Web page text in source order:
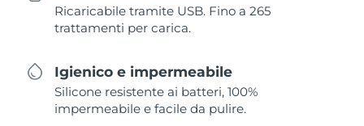
Ricaricabile tramite USB. Fino a 265
trattamenti per carica.
Igienico e impermeabile
Silicone resistente ai batteri, 100%
impermeabile e facile da pulire.